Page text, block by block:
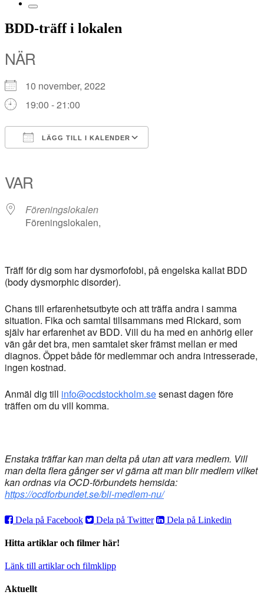
BDD-träff i lokalen
NÄR
10 november, 2022
19:00 - 21:00
LÄGG TILL I KALENDER
VAR
Föreningslokalen
Föreningslokalen,
Träff för dig som har dysmorfofobi, på engelska kallat BDD
(body dysmorphic disorder).
Chans till erfarenhetsutbyte och att träffa andra i samma
situation. Fika och samtal tillsammans med Rickard, som
själv har erfarenhet av BDD. Vill du ha med en anhörig eller
vän går det bra, men samtalet sker främst mellan er med
diagnos. Öppet både för medlemmar och andra intresserade,
ingen kostnad.
Anmäl dig till info@ocdstockholm.sesenast dagen före
träffen om du vill komma.
Enstaka träffar kan man delta på utan att vara medlem. Vill
man delta flera gånger ser vi gärna att man blir medlem vilket
kan ordnas via OCD-förbundets hemsida:
https://ocdforbundet.se/bli-medlem-nu/
Dela på Facebook Dela på Twitter Dela på Linkedin
Hitta artiklar och filmer här!
Länk till artiklar och filmklipp
Aktuellt